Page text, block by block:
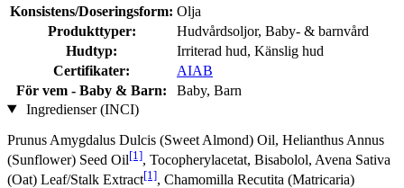
Konsistens/Doseringsform: Olja
Produkttyper:
Hudvårdsoljor, Baby- & barnvård
Hudtyp:
Irriterad hud, Känslig hud
Certifikater:
AIAB
För vem - Baby & Barn:
Baby, Barn
Ingredienser (INCI)
Prunus Amygdalus Dulcis (Sweet Almond) Oil, Helianthus Annus
(Sunflower) Seed Oil[1], Tocopherylacetat, Bisabolol, Avena Sativa
(Oat) Leaf/Stalk Extract[1], Chamomilla Recutita (Matricaria)